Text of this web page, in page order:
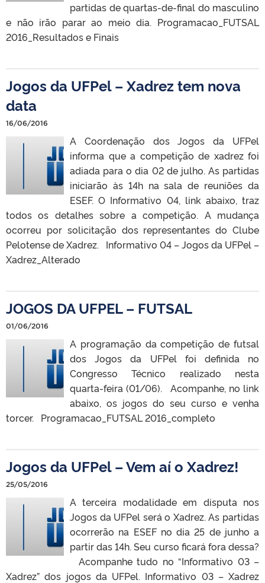
partidas de quartas-de-final do masculino
e não irão parar ao meio dia. Programacao_FUTSAL
2016_Resultados e Finais
Jogos da UFPel – Xadrez tem nova
data
16/06/2016
A Coordenação dos Jogos da UFPel
informa que a competição de xadrez foi
adiada para o dia 02 de julho. As partidas
iniciarão às 14h na sala de reuniões da
ESEF. O Informativo 04, link abaixo, traz
todos os detalhes sobre a competição. A mudança
ocorreu por solicitação dos representantes do Clube
Pelotense de Xadrez. Informativo 04 – Jogos da UFPel –
Xadrez_Alterado
JOGOS DA UFPEL – FUTSAL
01/06/2016
A programação da competição de futsal
dos Jogos da UFPel foi definida no
Congresso Técnico realizado nesta
quarta-feira (01/06). Acompanhe, no link
abaixo, os jogos do seu curso e venha
torcer. Programacao_FUTSAL 2016_completo
Jogos da UFPel – Vem aí o Xadrez!
25/05/2016
A terceira modalidade em disputa nos
Jogos da UFPel será o Xadrez. As partidas
ocorrerão na ESEF no dia 25 de junho a
partir das 14h. Seu curso ficará fora dessa?
Acompanhe tudo no “Informativo 03 –
Xadrez” dos jogos da UFPel. Informativo 03 – Xadrez